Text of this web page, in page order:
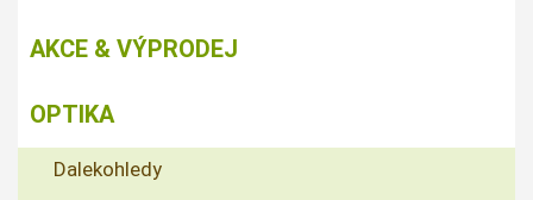
AKCE & VÝPRODEJ
OPTIKA
Dalekohledy